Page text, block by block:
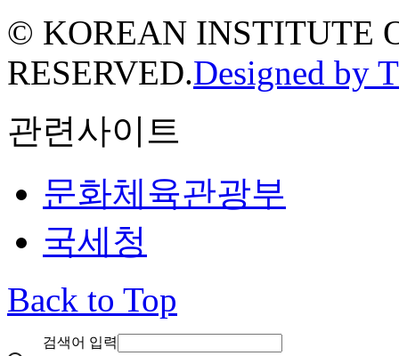
© KOREAN INSTITUTE
RESERVED.Designed by
관련사이트
문화체육관광부
국세청
Back to Top
검색어 입력